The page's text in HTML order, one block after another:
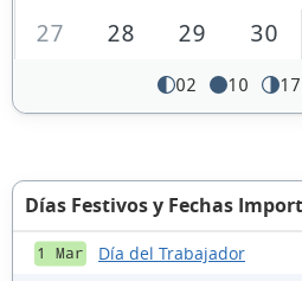
27
28 29 30
02 10 17
Días Festivos y Fechas
1 Mar Día del Trabajador